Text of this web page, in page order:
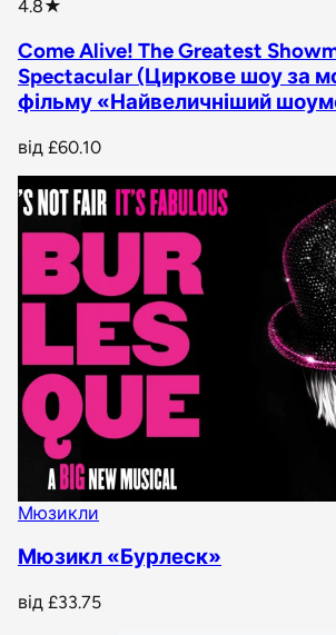
4.8★
Come Alive! The Greatest
Spectacular (Циркове шоу за
фільму «Найвеличніший
від £60.10
Мюзикли
Мюзикл «Бурлеск»
від £33.75